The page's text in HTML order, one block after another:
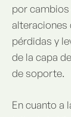
por
alteraciones
pérdidas y
de la capa
de soporte.
En cuanto a